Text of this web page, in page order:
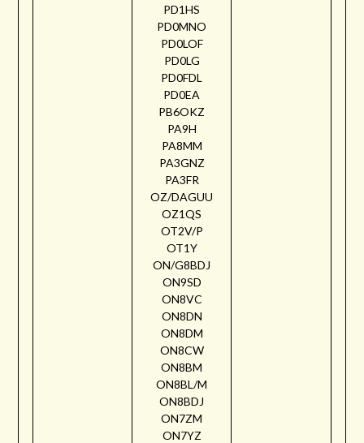
PD1HS
PD0MNO
PD0LOF
PD0LG
PD0FDL
PD0EA
PB6OKZ
PA9H
PA8MM
PA3GNZ
PA3FR
OZ/DAGUU
OZ1QS
OT2V/P
OT1Y
ON/G8BDJ
ON9SD
ON8VC
ON8DN
ON8DM
ON8CW
ON8BM
ON8BL/M
ON8BDJ
ON7ZM
ON7YZ